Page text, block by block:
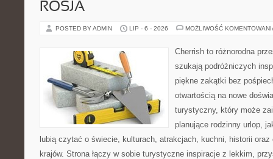
ROSJA
POSTED BY ADMIN LIP - 6 - 2026 MOŻLIWOŚĆ
Cherrish to różnorodna
szukają podróżniczych
piękne zakątki bez
otwartością na nowe
turystyczny, który może
planujące rodzinny urlop,
lubią czytać o świecie, kulturach, atrakcjach, kuchni, historii
krajów. Strona łączy w sobie turystyczne inspiracje z lekkim,